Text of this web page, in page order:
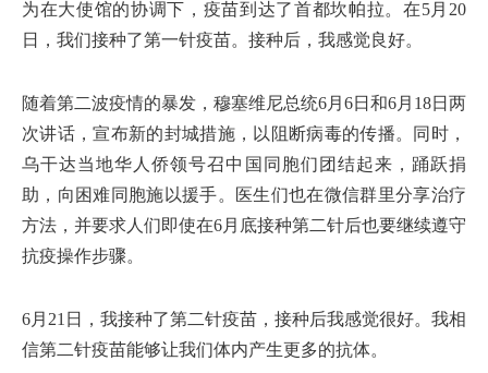
为在大使馆的协调下，疫苗到达了首都坎帕拉。在5月20
日，我们接种了第一针疫苗。接种后，我感觉良好。
随着第二波疫情的暴发，穆塞维尼总统6月6日和6月18日两
次讲话，宣布新的封城措施，以阻断病毒的传播。同时，
乌干达当地华人侨领号召中国同胞们团结起来，踊跃捐
助，向困难同胞施以援手。医生们也在微信群里分享治疗
方法，并要求人们即使在6月底接种第二针后也要继续遵守
抗疫操作步骤。
6月21日，我接种了第二针疫苗，接种后我感觉很好。我相
信第二针疫苗能够让我们体内产生更多的抗体。